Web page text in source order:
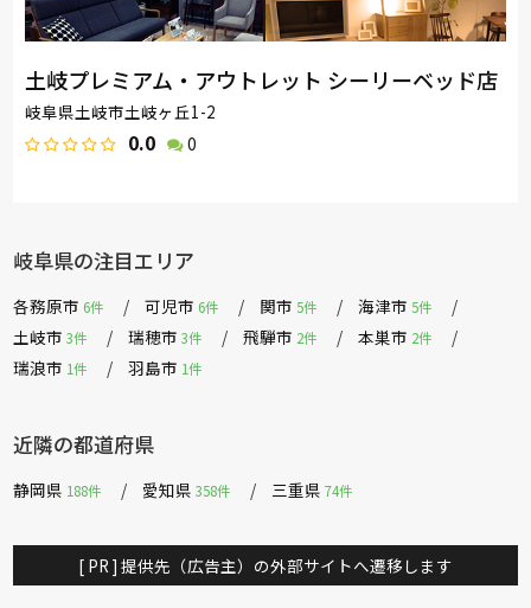
土岐プレミアム・アウトレット シーリーベッド店
岐阜県土岐市土岐ヶ丘1-2
0.0 0
岐阜県の注目エリア
各務原市 6件 可児市 6件 関市5件 海津市5件
土岐市3件 瑞穂市3件 飛騨市 2件 本巣市 2件
瑞浪市 1件 羽島市 1件
近隣の都道府県
静岡県 188件 愛知県358件 三重県74件
[ PR ] 提供先（広告主）の外部サイトへ遷移します